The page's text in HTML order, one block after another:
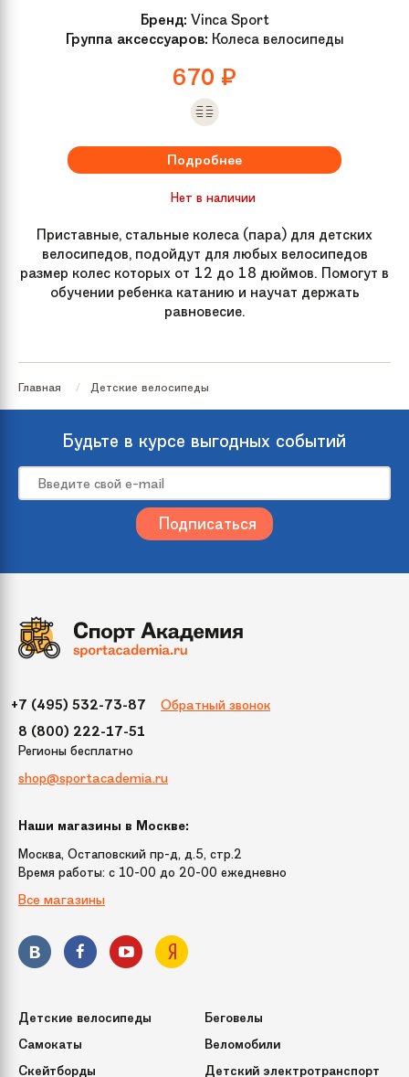
Бренд: Vinca Sport
Группа аксессуаров: Колеса велосипеды
670 ₽
Подробнее
Нет в наличии
Приставные, стальные колеса (пара) для детских
велосипедов, подойдут для любых велосипедов
размер колес которых от 12 до 18 дюймов. Помогут в
обучении ребенка катанию и научат держать
равновесие.
Главная Детские велосипеды
Будьте в курсе выгодных событий
+7 (495) 532-73-87 Обратный звонок
8 (800) 222-17-51
Регионы бесплатно
shop@sportacademia.ru
Наши магазины в Москве:
Москва, Остаповский пр-д, д.5, стр.2
Время работы: c 10-00 до 20-00 ежедневно
Все магазины
Детские велосипеды
Беговелы
Самокаты
Веломобили
Скейтборды
Детский электротранспорт